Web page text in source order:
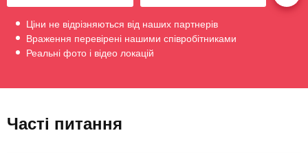
Ціни не відрізняються від наших партнерів
Враження перевірені нашими співробітниками
Реальні фото і відео локацій
Часті питання